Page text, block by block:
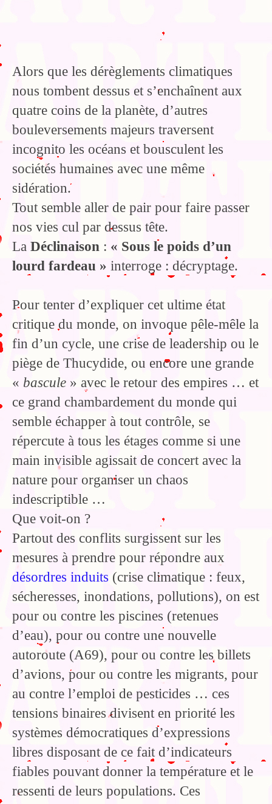
Alors que les dérèglements climatiques
nous tombent dessus et s’enchaînent aux
quatre coins de la planète, d’autres
bouleversements majeurs traversent
incognito les océans et bousculent les
sociétés humaines avec une même
sidération.
Tout semble aller de pair pour faire passer
nos vies cul par dessus tête.
La Déclinaison : « Sous le poids d’un
lourd fardeau » interroge : décryptage.
Pour tenter d’expliquer cet ultime état
critique du monde, on invoque pêle-mêle la
fin d’un cycle, une crise de leadership ou le
piège de Thucydide, ou encore une grande
« bascule » avec le retour des empires … et
ce grand chambardement du monde qui
semble échapper à tout contrôle, se
répercute à tous les étages comme si une
main invisible agissait de concert avec la
nature pour organiser un chaos
indescriptible …
Que voit-on ?
Partout des conflits surgissent sur les
mesures à prendre pour répondre aux
désordres induits (crise climatique : feux,
sécheresses, inondations, pollutions), on est
pour ou contre les piscines (retenues
d’eau), pour ou contre une nouvelle
autoroute (A69), pour ou contre les billets
d’avions, pour ou contre les migrants, pour
au contre l’emploi de pesticides … ces
tensions binaires divisent en priorité les
systèmes démocratiques d’expressions
libres disposant de ce fait d’indicateurs
fiables pouvant donner la température et le
ressenti de leurs populations. Ces